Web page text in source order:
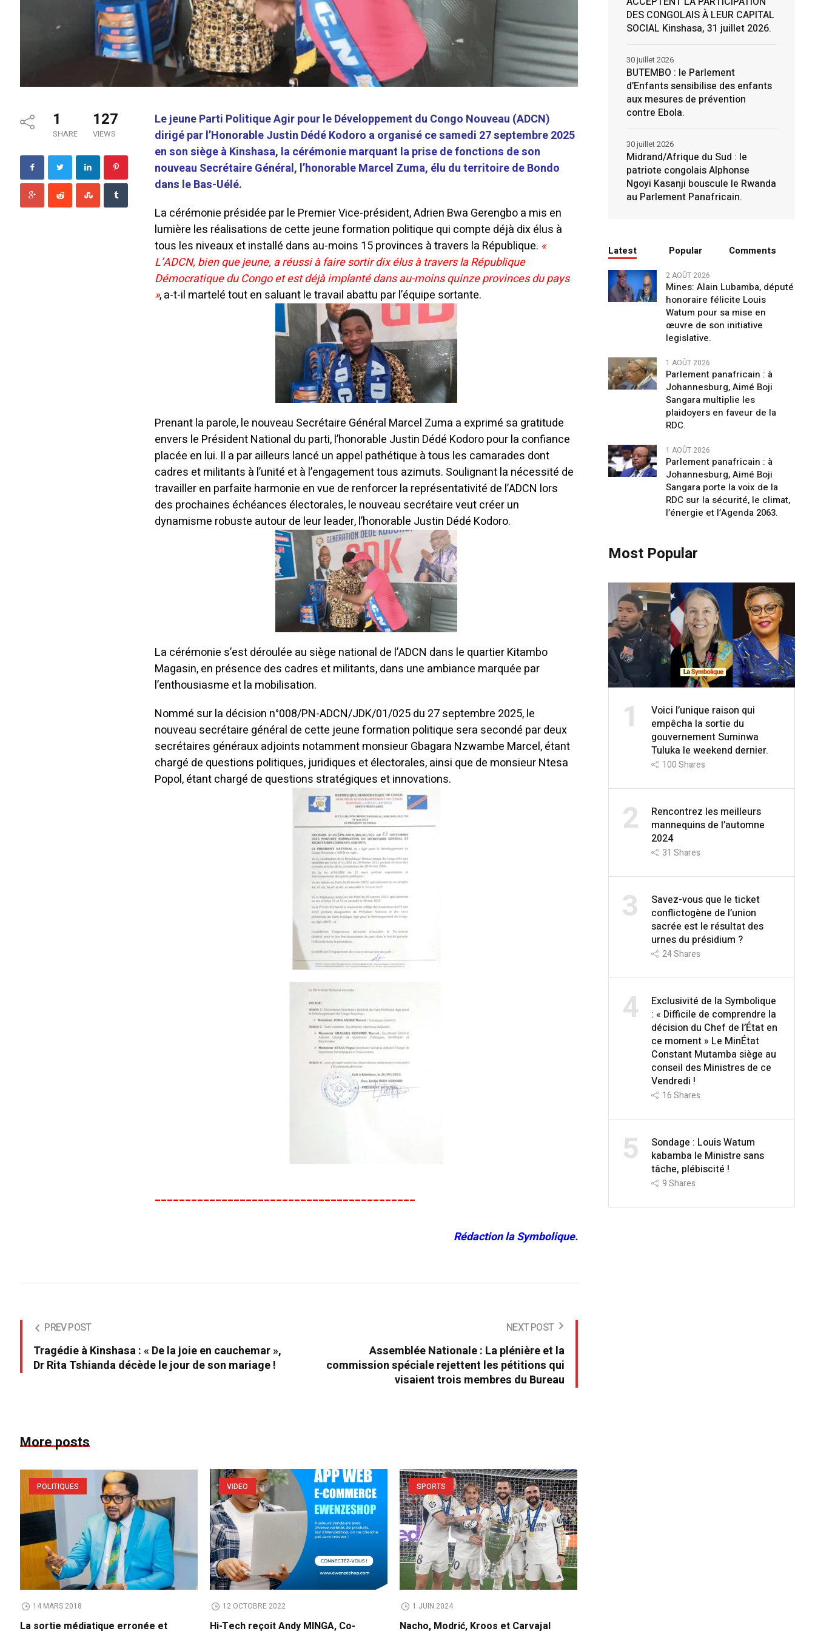
1
SHARE
127
VIEWS
Le jeune Parti Politique Agir pour le Développement du Congo Nouveau (ADCN)
dirigé par l’Honorable Justin Dédé Kodoro a organisé ce samedi 27 septembre 2025
en son siège à Kinshasa, la cérémonie marquant la prise de fonctions de son
nouveau Secrétaire Général, l’honorable Marcel Zuma, élu du territoire de Bondo
dans le Bas-Uélé.
La cérémonie présidée par le Premier Vice-président, Adrien Bwa Gerengbo a mis en
lumière les réalisations de cette jeune formation politique qui compte déjà dix élus à
tous les niveaux et installé dans au-moins 15 provinces à travers la République. «
L’ADCN, bien que jeune, a réussi à faire sortir dix élus à travers la République
Démocratique du Congo et est déjà implanté dans au-moins quinze provinces du pays
», a-t-il martelé tout en saluant le travail abattu par l’équipe sortante.
Prenant la parole, le nouveau Secrétaire Général Marcel Zuma a exprimé sa gratitude
envers le Président National du parti, l’honorable Justin Dédé Kodoro pour la confiance
placée en lui. Il a par ailleurs lancé un appel pathétique à tous les camarades dont
cadres et militants à l’unité et à l’engagement tous azimuts. Soulignant la nécessité de
travailler en parfaite harmonie en vue de renforcer la représentativité de l’ADCN lors
des prochaines échéances électorales, le nouveau secrétaire veut créer un
dynamisme robuste autour de leur leader, l’honorable Justin Dédé Kodoro.
La cérémonie s’est déroulée au siège national de l’ADCN dans le quartier Kitambo
Magasin, en présence des cadres et militants, dans une ambiance marquée par
l’enthousiasme et la mobilisation.
Nommé sur la décision n°008/PN-ADCN/JDK/01/025 du 27 septembre 2025, le
nouveau secrétaire général de cette jeune formation politique sera secondé par deux
secrétaires généraux adjoints notamment monsieur Gbagara Nzwambe Marcel, étant
chargé de questions politiques, juridiques et électorales, ainsi que de monsieur Ntesa
Popol, étant chargé de questions stratégiques et innovations.
___________________________________________
Rédaction la Symbolique.
PREV POST
Tragédie à Kinshasa : « De la joie en cauchemar »,
Dr Rita Tshianda décède le jour de son mariage !
NEXT POST
Assemblée Nationale : La plénière et la
commission spéciale rejettent les pétitions qui
visaient trois membres du Bureau
More posts
POLITIQUES
14 MARS 2018
La sortie médiatique erronée et
VIDEO
12 OCTOBRE 2022
Hi-Tech reçoit Andy MINGA, Co-
SPORTS
1 JUIN 2024
Nacho, Modrić, Kroos et Carvajal
DES CONGOLAIS À LEUR CAPITAL
SOCIAL Kinshasa, 31 juillet 2026.
BUTEMBO : le Parlement
d’Enfants sensibilise des enfants
aux mesures de prévention
contre Ebola.
30 juillet 2026
Midrand/Afrique du Sud : le
patriote congolais Alphonse
Ngoyi Kasanji bouscule le Rwanda
au Parlement Panafricain.
30 juillet 2026
Latest Popular Comments
2 AOÛT 2026
Mines: Alain Lubamba, député
honoraire félicite Louis
Watum pour sa mise en
œuvre de son initiative
legislative.
1 AOÛT 2026
Parlement panafricain : à
Johannesburg, Aimé Boji
Sangara multiplie les
plaidoyers en faveur de la
RDC.
1 AOÛT 2026
Parlement panafricain : à
Johannesburg, Aimé Boji
Sangara porte la voix de la
RDC sur la sécurité, le climat,
l’énergie et l’Agenda 2063.
Most Popular
1
Voici l’unique raison qui
empêcha la sortie du
gouvernement Suminwa
Tuluka le weekend dernier.
100Shares
2
Rencontrez les meilleurs
mannequins de l’automne
2024
31 Shares
3
Savez-vous que le ticket
conflictogène de l’union
sacrée est le résultat des
urnes du présidium ?
24Shares
4
Exclusivité de la Symbolique
: « Difficile de comprendre la
décision du Chef de l’État en
ce moment » Le MinÉtat
Constant Mutamba siège au
conseil des Ministres de ce
Vendredi !
16Shares
5
Sondage : Louis Watum
kabamba le Ministre sans
tâche, plébiscité !
9Shares